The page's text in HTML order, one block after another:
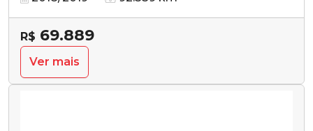
R$ 69.889
Ver mais